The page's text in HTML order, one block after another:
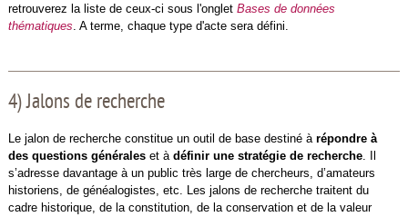
retrouverez la liste de ceux-ci sous l'onglet Bases de données
thématiques. A terme, chaque type d'acte sera défini.
4) Jalons de recherche
Le jalon de recherche constitue un outil de base destiné à répondre à
des questions généraleset à définir une stratégie de recherche. Il
s’adresse davantage à un public très large de chercheurs, d’amateurs
historiens, de généalogistes, etc. Les jalons de recherche traitent du
cadre historique, de la constitution, de la conservation et de la valeur